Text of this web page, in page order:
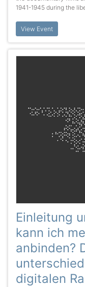
1941-1945 during the
View Event
Einleitung
kann ich
anbinden?
digitalen